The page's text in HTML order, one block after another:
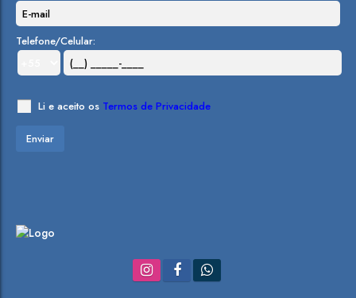
Telefone/Celular:
Li e aceito os Termos de Privacidade